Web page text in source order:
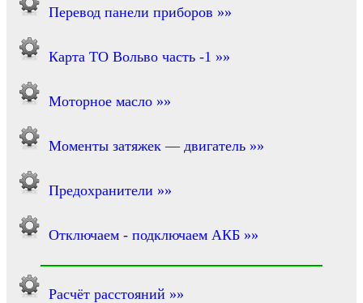
Перевод панели приборов »»
Карта ТО Вольво часть -1 »»
Моторное масло »»
Моменты затяжек — двигатель »»
Предохранители »»
Отключаем - подключаем АКБ »»
Расчёт расстояний »»